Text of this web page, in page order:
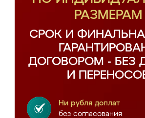
РАЗМЕРАМ
СРОК И
ДОГОВОРОМ - БЕЗ
И
Ни рубля доплат
без согласования